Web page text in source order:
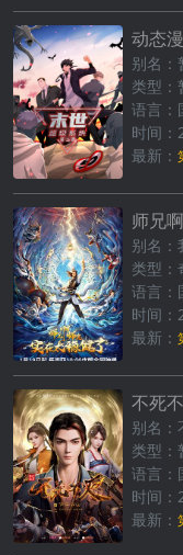
动态
别名：
类型：
语言：
时间：
最新：
师兄
类型：
语言：
时间
最新：
不死
类型：
语言：
时间
最新：